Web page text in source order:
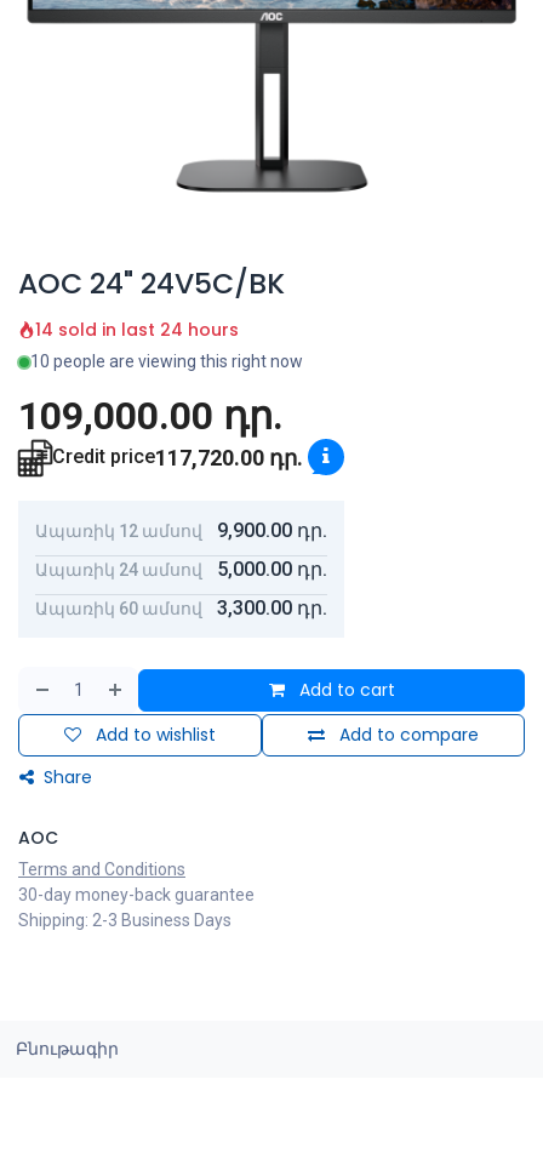
AOC 24" 24V5C/BK
14 sold in last 24 hours
10 people are viewing this right now
109,000.00 դր.
Credit price117,720.00 դր.
Ապառիկ 12 ամսով 9,900.00 դր.
Ապառիկ 24 ամսով 5,000.00 դր.
Ապառիկ 60 ամսով 3,300.00 դր.
Add to cart
Add to compare
Add to wishlist
Share
AOC
Terms and Conditions
30-day money-back guarantee
Shipping: 2-3 Business Days
Բնութագիր